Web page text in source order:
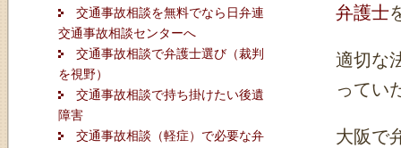
交通事故相談を無料でなら日弁連
交通事故相談センターへ
交通事故相談で弁護士選び（裁判
を視野）
交通事故相談で持ち掛けたい後遺
障害
交通事故相談（軽症）で必要な弁
弁護士
適切な
ってい
大阪で